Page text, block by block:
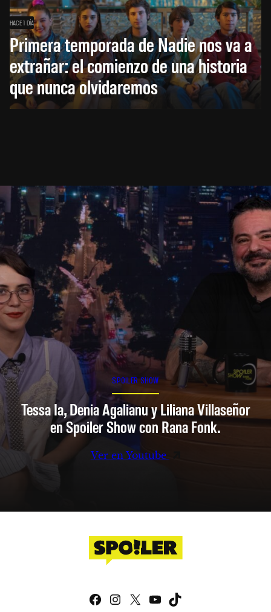
HACE 1 DÍA
Primera temporada de Nadie nos va a
extrañar: el comienzo de una historia
que nunca olvidaremos
SPOILER SHOW
Tessa Ia, Denia Agalianu y Liliana Villaseñor
en Spoiler Show con Rana Fonk.
Ver en Youtube
Facebook
Instagram
X YouTube